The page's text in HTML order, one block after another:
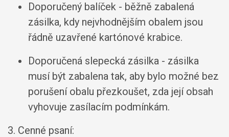
Doporučený balíček - běžně zabalená
zásilka, kdy nejvhodnějším obalem jsou
řádně uzavřené kartónové krabice.
Doporučená slepecká zásilka - zásilka
musí být zabalena tak, aby bylo možné bez
porušení obalu přezkoušet, zda její obsah
vyhovuje zasílacím podmínkám.
3. Cenné psaní: